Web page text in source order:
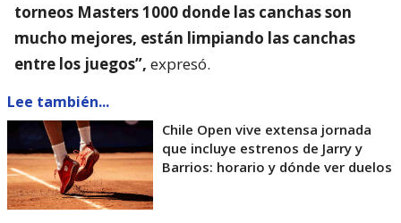
torneos Masters 1000 donde las canchas son
mucho mejores, están limpiando las canchas
entre los juegos”, expresó.
Lee también...
Chile Open vive extensa jornada
que incluye estrenos de Jarry y
Barrios: horario y dónde ver duelos